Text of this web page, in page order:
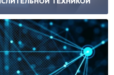
ТЕХНИКОЙ